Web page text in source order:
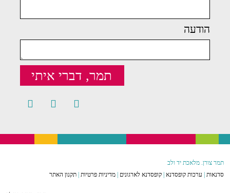
הודעה
תמר, דברי איתי
תמר צורן. מלאכת יד ולב
סדנאות | ערכות קופסדנא | קופסדנא לארגונים | מדיניות פרטיות | תקנון האתר